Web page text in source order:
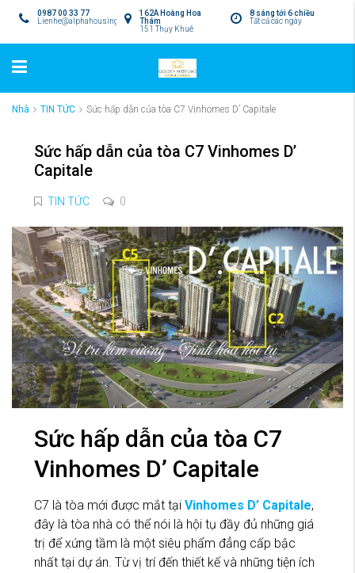
8 sáng tới 6 chiều
Tất cả các ngày
162A Hoàng Hoa
Thám
151 Thụy Khuê
0987 00 33 77
Lienhe@alphahousing.vn
Nhà TIN TỨC Sức hấp dẫn của tòa C7 Vinhomes D’ Capitale
Sức hấp dẫn của tòa C7 Vinhomes D’
Capitale
TIN TỨC 0
Sức hấp dẫn của tòa C7
Vinhomes D’ Capitale
C7 là tòa mới được mắt tại Vinhomes D’ Capitale,
đây là tòa nhà có thể nói là hội tụ đầy đủ những giá
trị để xứng tầm là một siêu phẩm đẳng cấp bậc
nhất tại dự án. Từ vị trí đến thiết kế và những tiện ích